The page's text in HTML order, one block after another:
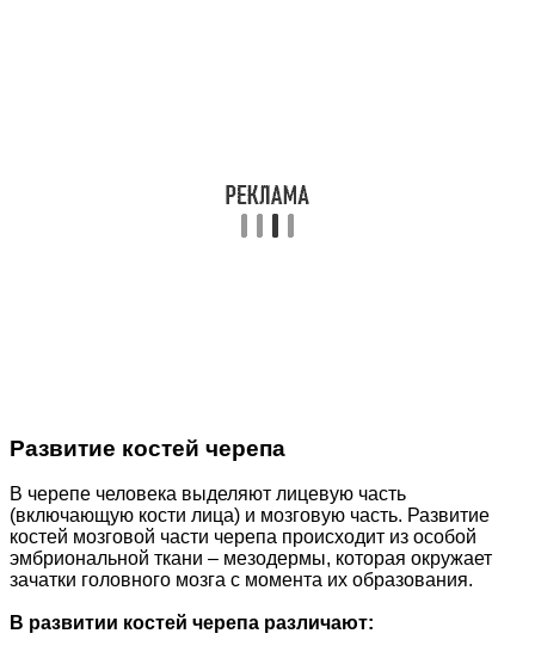
Развитие костей черепа
В черепе человека выделяют лицевую часть
(включающую кости лица) и мозговую часть. Развитие
костей мозговой части черепа происходит из особой
эмбриональной ткани – мезодермы, которая окружает
зачатки головного мозга с момента их образования.
В развитии костей черепа различают: